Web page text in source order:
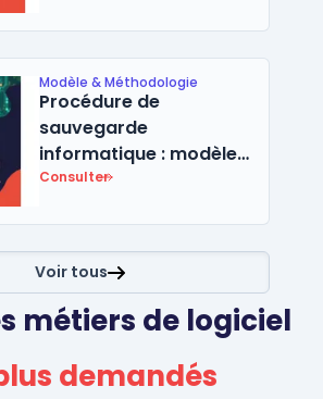
Modèle & Méthodologie
Procédure de
sauvegarde
informatique : modèle
+ calculateur RTO/RPO
Consulter
Voir tous
métiers de logiciel
demandés